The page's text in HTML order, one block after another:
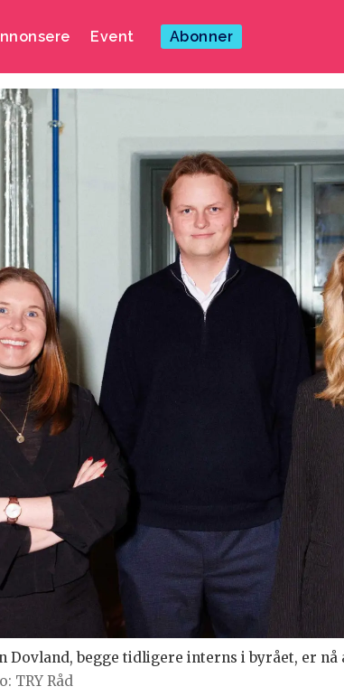
Event Abonner
Dovland, begge tidligere interns i byrået, er
TRY Råd